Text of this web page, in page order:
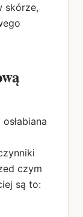
skórze,
czym
są to: